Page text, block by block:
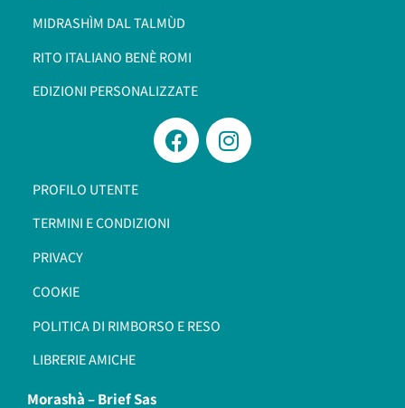
MIDRASHÌM DAL TALMÙD
RITO ITALIANO BENÈ ROMI​
EDIZIONI PERSONALIZZATE
PROFILO UTENTE
TERMINI E CONDIZIONI
PRIVACY
COOKIE
POLITICA DI RIMBORSO E RESO
LIBRERIE AMICHE
Morashà –Brief Sas